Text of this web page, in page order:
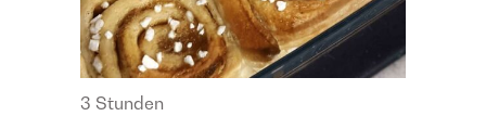
3 Stunden